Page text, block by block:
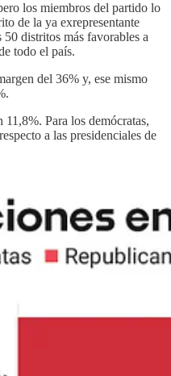
los miembros del partido lo
de la ya exrepresentante
distritos más favorables a
todo el país.
del 36% y, ese mismo
Para los demócratas,
a las presidenciales de